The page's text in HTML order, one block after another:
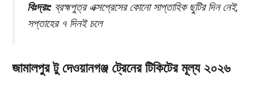
বিঃদ্রঃ: ব্রহ্মপুত্র এক্সপ্রেসের কোনো সাপ্তাহিক ছুটির দিন নেই,
সপ্তাহের ৭ দিনই চলে
জামালপুর টু দেওয়ানগঞ্জ ট্রেনের টিকিটের মূল্য ২০২৬